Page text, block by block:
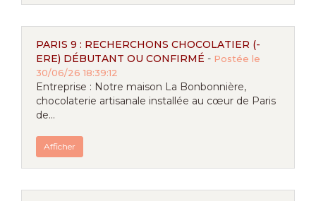
PARIS 9 : RECHERCHONS CHOCOLATIER (-
ERE) DÉBUTANT OU CONFIRMÉ - Postée le
30/06/26 18:39:12
Entreprise : Notre maison La Bonbonnière,
chocolaterie artisanale installée au cœur de Paris
de...
Afficher